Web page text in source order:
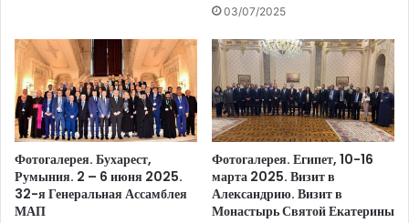
03/07/2025
Фотогалерея. Бухарест,
Румыния. 2 – 6 июня 2025.
32-я Генеральная Ассамблея
МАП
Фотогалерея. Египет, 10-16
марта 2025. Визит в
Александрию. Визит в
Монастырь Святой Екатерины